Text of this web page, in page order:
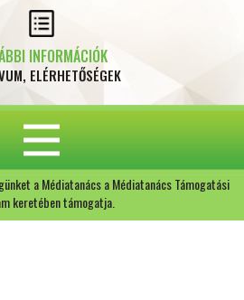
INFORMÁCIÓK
ELÉRHETŐSÉGEK
a Médiatanács a Médiatanács Támogatási
keretében támogatja.